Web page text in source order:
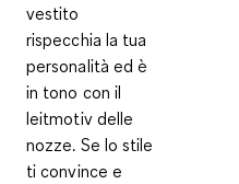
vestito
rispecchia la tua
personalità ed è
in tono con il
leitmotiv delle
nozze. Se lo stile
ti convince e